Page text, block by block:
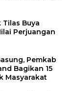
Buya
Perjuangan
Pemkab
Bagikan 15
Masyarakat